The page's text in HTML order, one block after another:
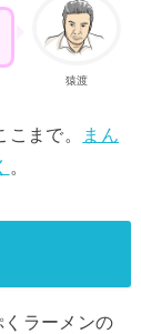
猿渡
まで。
まん
ラーメンの